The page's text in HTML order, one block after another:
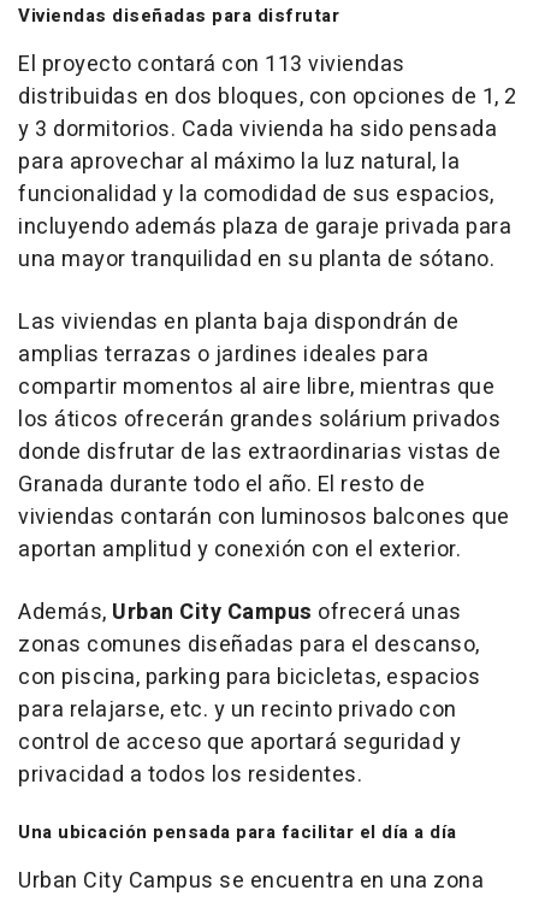
Viviendas diseñadas para disfrutar
El proyecto contará con 113 viviendas
distribuidas en dos bloques, con opciones de 1, 2
y 3 dormitorios. Cada vivienda ha sido pensada
para aprovechar al máximo la luz natural, la
funcionalidad y la comodidad de sus espacios,
incluyendo además plaza de garaje privada para
una mayor tranquilidad en su planta de sótano.
Las viviendas en planta baja dispondrán de
amplias terrazas o jardines ideales para
compartir momentos al aire libre, mientras que
los áticos ofrecerán grandes solárium privados
donde disfrutar de las extraordinarias vistas de
Granada durante todo el año. El resto de
viviendas contarán con luminosos balcones que
aportan amplitud y conexión con el exterior.
Además, Urban City Campus ofrecerá unas
zonas comunes diseñadas para el descanso,
con piscina, parking para bicicletas, espacios
para relajarse, etc. y un recinto privado con
control de acceso que aportará seguridad y
privacidad a todos los residentes.
Una ubicación pensada para facilitar el día a día
Urban City Campus se encuentra en una zona